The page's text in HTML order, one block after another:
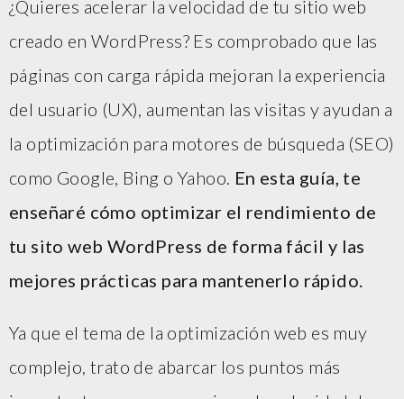
¿Quieres acelerar la velocidad de tu sitio web
creado en WordPress? Es comprobado que las
páginas con carga rápida mejoran la experiencia
del usuario (UX), aumentan las visitas y ayudan a
la optimización para motores de búsqueda (SEO)
como Google, Bing o Yahoo. En esta guía, te
enseñaré cómo optimizar el rendimiento de
tu sito web WordPress de forma fácil y las
mejores prácticas para mantenerlo rápido.
Ya que el tema de la optimización web es muy
complejo, trato de abarcar los puntos más